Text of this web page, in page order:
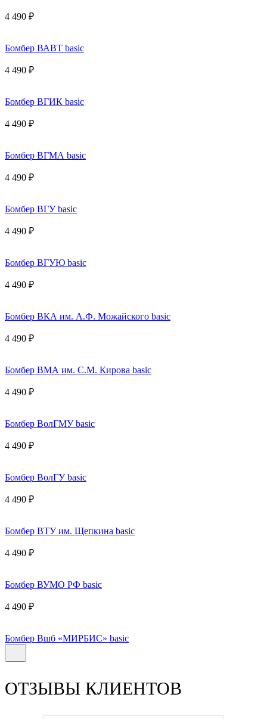
4 490 ₽
Бомбер ВАВТ basic
4 490 ₽
Бомбер ВГИК basic
4 490 ₽
Бомбер ВГМА basic
4 490 ₽
Бомбер ВГУ basic
4 490 ₽
Бомбер ВГУЮ basic
4 490 ₽
Бомбер ВКА им. А.Ф. Можайского basic
4 490 ₽
Бомбер ВМА им. С.М. Кирова basic
4 490 ₽
Бомбер ВолГМУ basic
4 490 ₽
Бомбер ВолГУ basic
4 490 ₽
Бомбер ВТУ им. Щепкина basic
4 490 ₽
Бомбер ВУМО РФ basic
4 490 ₽
Бомбер Вшб «МИРБИС» basic
ОТЗЫВЫ КЛИЕНТОВ